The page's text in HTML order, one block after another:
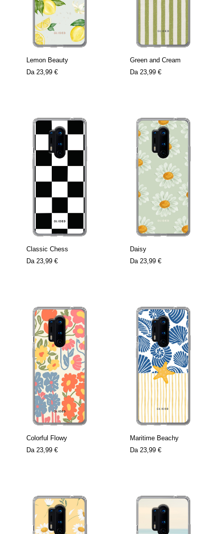
Lemon Beauty
Da 23,99 €
Green and Cream
Da 23,99 €
Classic Chess
Da 23,99 €
Daisy
Da 23,99 €
Colorful Flowy
Da 23,99 €
Maritime Beachy
Da 23,99 €